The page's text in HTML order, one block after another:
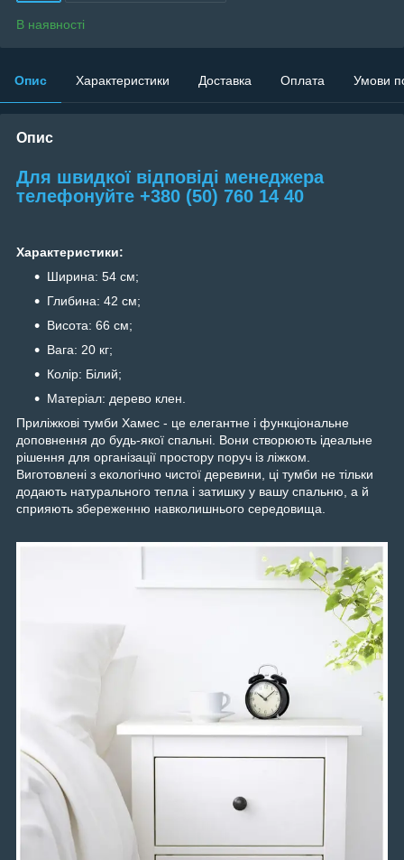
В наявності
Опис Характеристики Доставка Оплата Умови
Опис
Для швидкої відповіді менеджера
телефонуйте +380 (50) 760 14 40
Характеристики:
Ширина: 54 см;
Глибина: 42 см;
Висота: 66 см;
Вага: 20 кг;
Колір: Білий;
Матеріал: дерево клен.
Приліжкові тумби Хамес - це елегантне і функціональне
доповнення до будь-якої спальні. Вони створюють ідеальне
рішення для організації простору поруч із ліжком.
Виготовлені з екологічно чистої деревини, ці тумби не тільки
додають натурального тепла і затишку у вашу спальню, а й
сприяють збереженню навколишнього середовища.